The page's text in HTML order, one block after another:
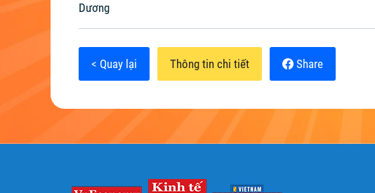
Dương
< Quay lại Thông tin chi tiết Share